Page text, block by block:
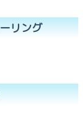
リング